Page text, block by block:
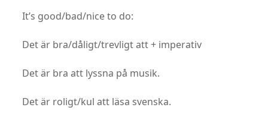
It’s good/bad/nice to do:
Det är bra/dåligt/trevligt att + imperativ
Det är bra att lyssna på musik.
Det är roligt/kul att läsa svenska.